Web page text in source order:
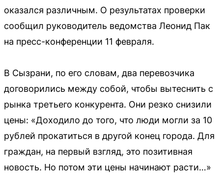
оказался различным. О результатах проверки
сообщил руководитель ведомства Леонид Пак
на пресс-конференции 11 февраля.
В Сызрани, по его словам, два перевозчика
договорились между собой, чтобы вытеснить с
рынка третьего конкурента. Они резко снизили
цены: «Доходило до того, что люди могли за 10
рублей прокатиться в другой конец города. Для
граждан, на первый взгляд, это позитивная
новость. Но потом эти цены начинают расти…»